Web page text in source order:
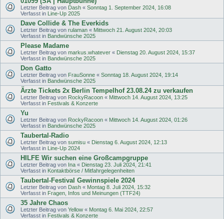
Letzter Beitrag von Dash « Sonntag 1. September 2024, 16:08
Verfasst in Line-Up 2025
Dave Collide & The Everkids
Letzter Beitrag von rulaman « Mittwoch 21. August 2024, 20:03
Verfasst in Bandwünsche 2025
Please Madame
Letzter Beitrag von markus.whatever « Dienstag 20. August 2024, 15:37
Verfasst in Bandwünsche 2025
Don Gatto
Letzter Beitrag von FrauSonne « Sonntag 18. August 2024, 19:14
Verfasst in Bandwünsche 2025
Ärzte Tickets 2x Berlin Tempelhof 23.08.24 zu verkaufen
Letzter Beitrag von RockyRacoon « Mittwoch 14. August 2024, 13:25
Verfasst in Festivals & Konzerte
Yu
Letzter Beitrag von RockyRacoon « Mittwoch 14. August 2024, 01:26
Verfasst in Bandwünsche 2025
Taubertal-Radio
Letzter Beitrag von sumisu « Dienstag 6. August 2024, 12:13
Verfasst in Line-Up 2024
HILFE Wir suchen eine Großcampgruppe
Letzter Beitrag von Ina « Dienstag 23. Juli 2024, 21:41
Verfasst in Kontaktbörse / Mitfahrgelegenheiten
Taubertal-Festival Gewinnspiele 2024
Letzter Beitrag von Dash « Montag 8. Juli 2024, 15:32
Verfasst in Fragen, Infos und Meinungen (TTF24)
35 Jahre Chaos
Letzter Beitrag von Yellow « Montag 6. Mai 2024, 22:57
Verfasst in Festivals & Konzerte